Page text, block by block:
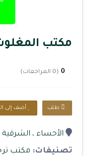
مكتب
0 (0 المراجعات)
طلب أضف إلى
الأحساء ، الشرقية
تصنيفات: مكتب